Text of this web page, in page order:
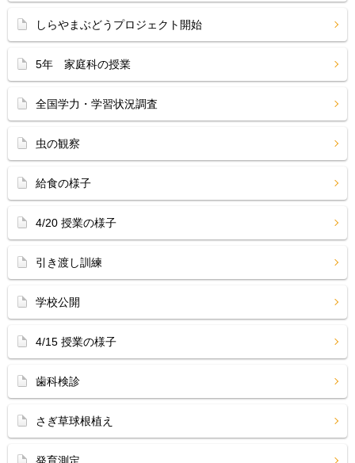
しらやまぶどうプロジェクト開始
5年 家庭科の授業
全国学力・学習状況調査
虫の観察
給食の様子
4/20 授業の様子
引き渡し訓練
学校公開
4/15 授業の様子
歯科検診
さぎ草球根植え